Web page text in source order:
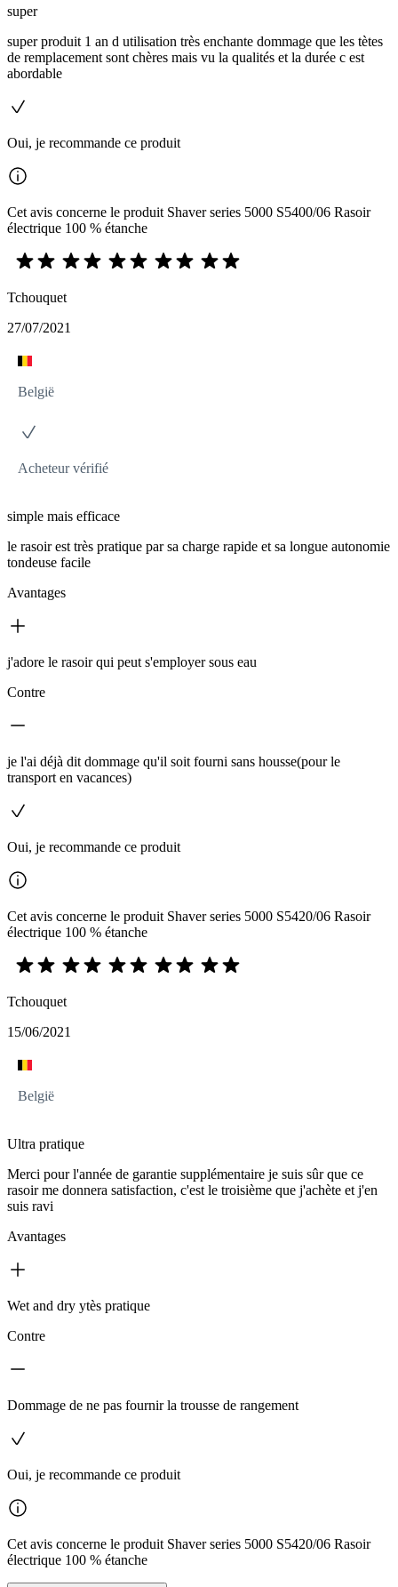
super
super produit 1 an d utilisation très enchante dommage que les tètes
de remplacement sont chères mais vu la qualités et la durée c est
abordable
Oui, je recommande ce produit
Cet avis concerne le produit Shaver series 5000 S5400/06 Rasoir
électrique 100 % étanche
Tchouquet
27/07/2021
België
Acheteur vérifié
simple mais efficace
le rasoir est très pratique par sa charge rapide et sa longue autonomie
tondeuse facile
Avantages
j'adore le rasoir qui peut s'employer sous eau
Contre
je l'ai déjà dit dommage qu'il soit fourni sans housse(pour le
transport en vacances)
Oui, je recommande ce produit
Cet avis concerne le produit Shaver series 5000 S5420/06 Rasoir
électrique 100 % étanche
Tchouquet
15/06/2021
België
Ultra pratique
Merci pour l'année de garantie supplémentaire je suis sûr que ce
rasoir me donnera satisfaction, c'est le troisième que j'achète et j'en
suis ravi
Avantages
Wet and dry ytès pratique
Contre
Dommage de ne pas fournir la trousse de rangement
Oui, je recommande ce produit
Cet avis concerne le produit Shaver series 5000 S5420/06 Rasoir
électrique 100 % étanche